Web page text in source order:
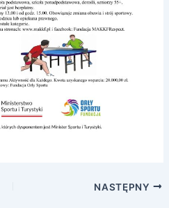
NASTĘPNY